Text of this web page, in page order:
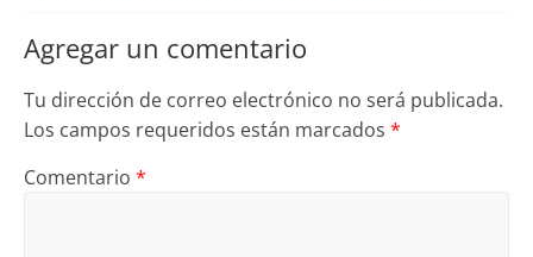
Agregar un comentario
Tu dirección de correo electrónico no será publicada.
Los campos requeridos están marcados *
Comentario *